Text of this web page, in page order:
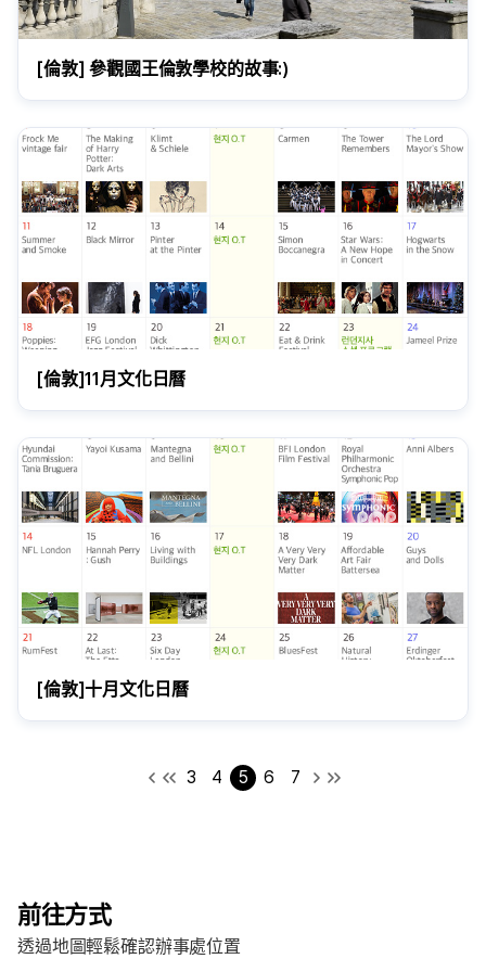
[倫敦] 參觀國王倫敦學校的故事:)
[倫敦]11月文化日曆
[倫敦]十月文化日曆
3 4 5 6 7
前往方式
透過地圖輕鬆確認辦事處位置